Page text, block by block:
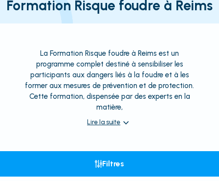
Formation Risque foudre à Reims
La Formation Risque foudre à Reims est un
programme complet destiné à sensibiliser les
participants aux dangers liés à la foudre et à les
former aux mesures de prévention et de protection.
Cette formation, dispensée par des experts en la
matière,
Lire la suite
Filtres